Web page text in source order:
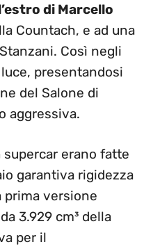
di Marcello
Countach, e ad una
Così negli
luce, presentandosi
del Salone di
aggressiva.
erano fatte
garantiva rigidezza
prima versione
3.929 cm³ della
per il